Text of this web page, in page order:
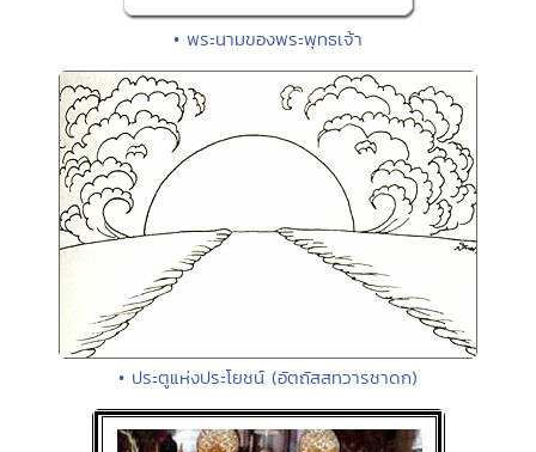
• พระนามของพระพุทธเจ้า
• ประตูแห่งประโยชน์ (อัตถัสสทวารชาดก)